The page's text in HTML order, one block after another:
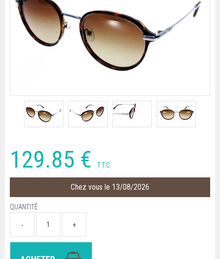
129.85 € T.T.C.
Chez vous le 13/08/2026
QUANTITÉ